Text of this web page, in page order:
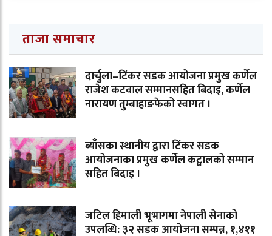
ताजा समाचार
दार्चुला–टिंकर सडक आयोजना प्रमुख कर्णेल
राजेश कटवाल सम्मानसहित बिदाइ, कर्णेल
नारायण तुम्बाहाङफेको स्वागत ।
ब्याँसका स्थानीय द्वारा टिंकर सडक
आयोजनाका प्रमुख कर्णेल कट्वालको सम्मान
सहित बिदाइ ।
जटिल हिमाली भूभागमा नेपाली सेनाको
उपलब्धि: ३२ सडक आयोजना सम्पन्न, १,४११